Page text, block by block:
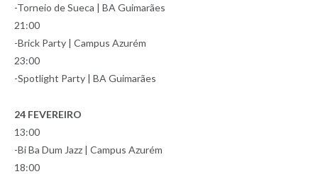
-Torneio de Sueca | BA Guimarães
21:00
-Brick Party | Campus Azurém
23:00
-Spotlight Party | BA Guimarães
24 FEVEREIRO
13:00
-Bi Ba Dum Jazz | Campus Azurém
18:00